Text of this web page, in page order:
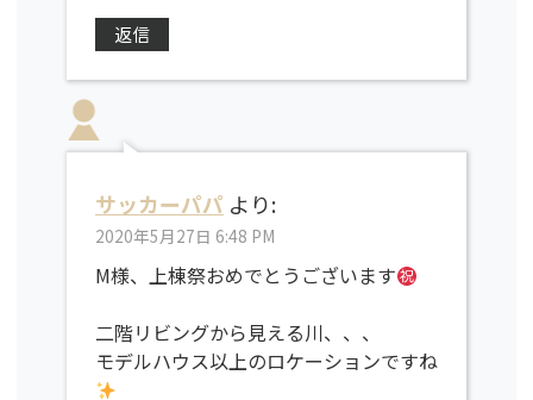
返信
サッカーパパ より:
2020年5月27日 6:48 PM
M様、上棟祭おめでとうございます
二階リビングから見える川、、、
モデルハウス以上のロケーションですね